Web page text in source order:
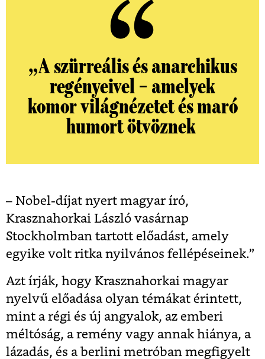
„A szürreális és anarchikus
regényeivel – amelyek
komor világnézetet és maró
humort ötvöznek
– Nobel-díjat nyert magyar író,
Krasznahorkai László vasárnap
Stockholmban tartott előadást, amely
egyike volt ritka nyilvános fellépéseinek.”
Azt írják, hogy Krasznahorkai magyar
nyelvű előadása olyan témákat érintett,
mint a régi és új angyalok, az emberi
méltóság, a remény vagy annak hiánya, a
lázadás, és a berlini metróban megfigyelt